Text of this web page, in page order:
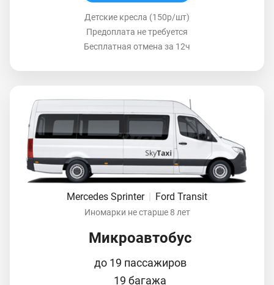
Детские кресла (150р/шт)
Предоплата не требуется
Бесплатная отмена за 12ч
Mercedes Sprinter | Ford Transit
Иномарки не старше 8 лет
Микроавтобус
до 19 пассажиров
19 багажа